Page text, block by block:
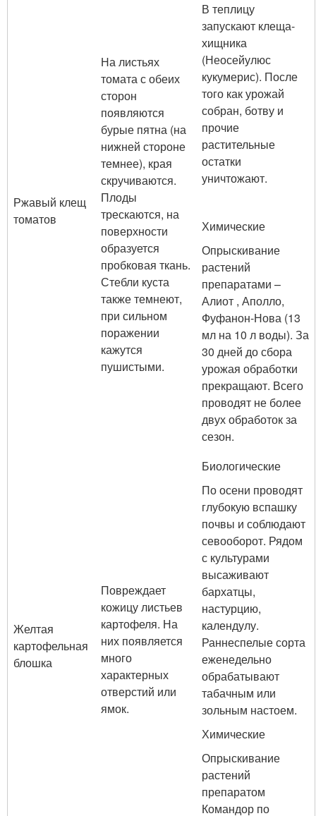
Ржавый клещ
томатов
На листьях
томата с обеих
сторон
появляются
бурые пятна (на
нижней стороне
темнее), края
скручиваются.
Плоды
трескаются, на
поверхности
образуется
пробковая ткань.
Стебли куста
также темнеют,
при сильном
поражении
кажутся
пушистыми.
В теплицу
запускают клеща-
хищника
(Неосейулюс
кукумерис). После
того как урожай
собран, ботву и
прочие
растительные
остатки
уничтожают.
Химические
Опрыскивание
растений
препаратами –
Алиот , Аполло,
Фуфанон-Нова (13
мл на 10 л воды). За
30 дней до сбора
урожая обработки
прекращают. Всего
проводят не более
двух обработок за
сезон.
Желтая
картофельная
блошка
Повреждает
кожицу листьев
картофеля. На
них появляется
много
характерных
отверстий или
ямок.
Биологические
По осени проводят
глубокую вспашку
почвы и соблюдают
севооборот. Рядом
с культурами
высаживают
бархатцы,
настурцию,
календулу.
Раннеспелые сорта
еженедельно
обрабатывают
табачным или
зольным настоем.
Химические
Опрыскивание
растений
препаратом
Командор по